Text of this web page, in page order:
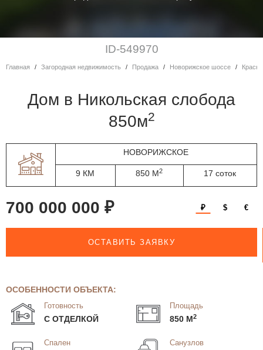
ID-549970
Главная Загородная недвижимость Продажа Новорижское шоссе
дом в Никольская слобода
850м2
НОВОРИЖСКОЕ
9 КМ 850 М2 17 соток
700 000 000 ₽ ₽ $ €
ОСТАВИТЬ ЗАЯВКУ
ОСОБЕННОСТИ ОБЪЕКТА:
Готовность
С ОТДЕЛКОЙ
Площадь
850 М2
Спален Санузлов